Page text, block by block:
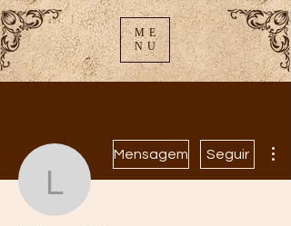
ME
NU
loriannaliving
Mensagem Seguir